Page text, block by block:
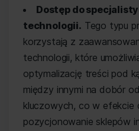
Dostęp do
technologii. Tego typu
korzystają z
technologii, które
optymalizację treści pod
między innymi na dobór
kluczowych, co w efekcie
pozycjonowanie sklepów